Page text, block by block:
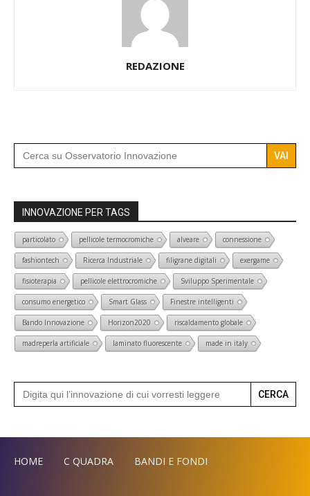
REDAZIONE
Search
for:
INNOVAZIONE PER TAGS
particolato pellicole termocromiche alveare connessione
fashiontech Ricerca Industriale filigrane digitali exergame
fisioterapia pellicole elettrocromiche Sviluppo Sperimentale
consumo energetico Smart Glass Finestre intelligenti
Bando Innovazione Horizon2020 riscaldamento globale
madreperla artificiale laminato fluorescente made in italy
Search
for:
HOME C QUADRA BANDI E FONDI